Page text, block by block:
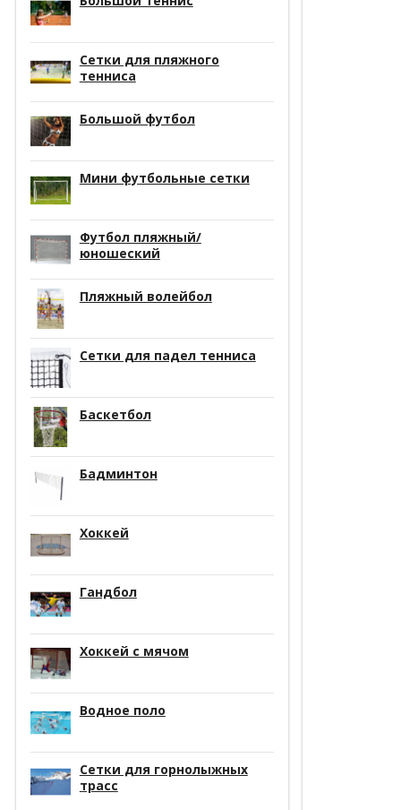
Сетки для пляжного
тенниса
Большой футбол
Мини футбольные сетки
Футбол пляжный/
юношеский
Пляжный волейбол
Сетки для падел тенниса
Баскетбол
Бадминтон
Хоккей
Гандбол
Хоккей с мячом
Водное поло
Сетки для горнолыжных
трасс